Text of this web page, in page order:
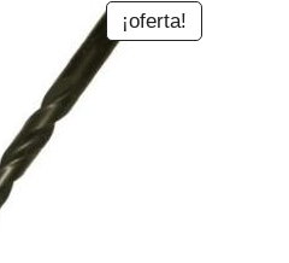
¡oferta!